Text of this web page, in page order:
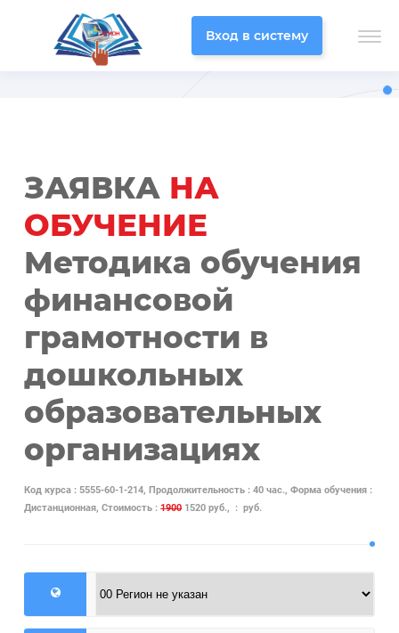
Вход в систему
ЗАЯВКА НА
ОБУЧЕНИЕ
Методика обучения
финансовой
грамотности в
дошкольных
образовательных
организациях
Код курса : 5555-60-1-214, Продолжительность : 40 час., Форма обучения :
Дистанционная, Стоимость :19001520 руб., : руб.